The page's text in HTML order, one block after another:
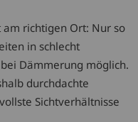
richtigen Ort: Nur so
in schlecht
Dämmerung möglich.
durchdachte
Sichtverhältnisse